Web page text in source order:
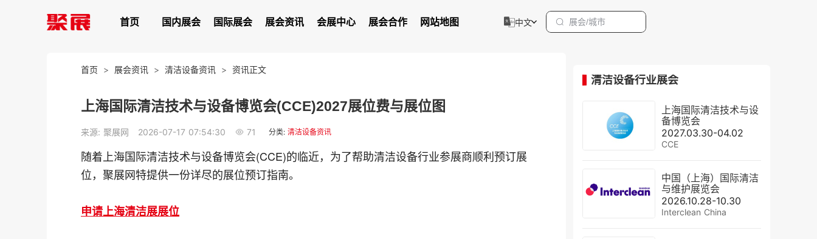
首页 国内展会 国际展会 展会资讯 会展中心 展会合作 网站地图 中文
首页 > 展会资讯 > 清洁设备资讯 > 资讯正文
上海国际清洁技术与设备博览会(CCE)2027展位费与展位图
来源: 聚展网 2026-07-17 07:54:30 71 分类: 清洁设备资讯
随着上海国际清洁技术与设备博览会(CCE)的临近，为了帮助清洁设备行业参展商顺利预订展
位，聚展网特提供一份详尽的展位预订指南。
申请上海清洁展展位
清洁设备行业展会
上海国际清洁技术与设
备博览会
2027.03.30-04.02
CCE
中国（上海）国际清洁
与维护展览会
2026.10.28-10.30
Interclean China